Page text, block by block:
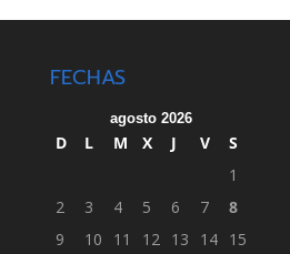
FECHAS
agosto 2026
D L M X J V
S
1
2
3 4 5 6 7
8
9
10 11 12 13 14 15